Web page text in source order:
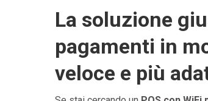
La soluzione
pagamenti in
veloce e più